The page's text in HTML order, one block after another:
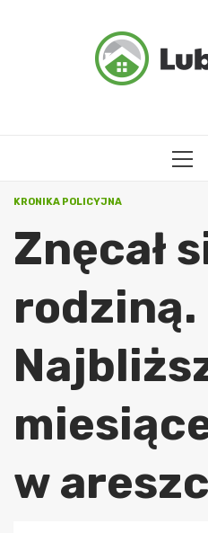
KRONIKA POLICYJNA
Znęcał
rodziną.
w